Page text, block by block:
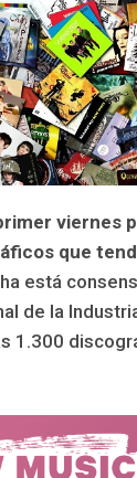
viernes
que
está
de la
1.300